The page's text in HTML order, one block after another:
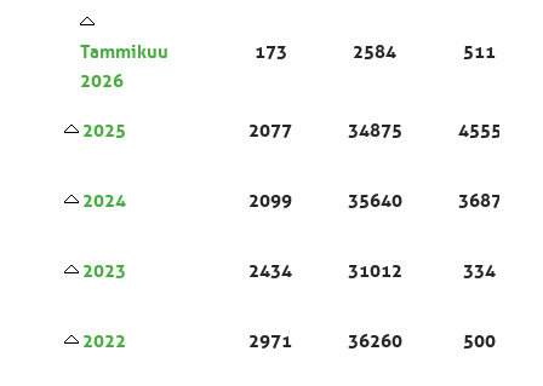
Tammikuu
2026
173 2584 511
2025 2077 34875 4555
2024 2099 35640 3687
2023 2434 31012 334
2022 2971 36260 500